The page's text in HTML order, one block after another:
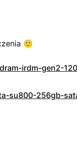
🙂
irdm-gen2-
su800-256gb-